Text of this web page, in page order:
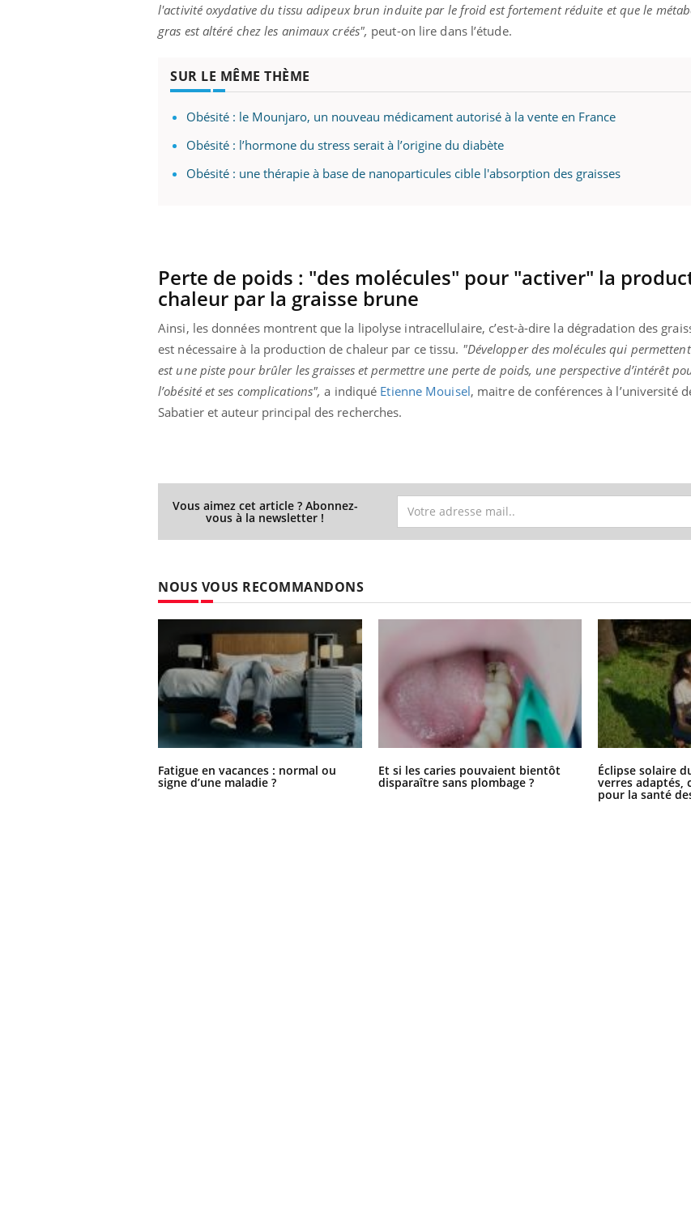
l'activité oxydative du tissu adipeux brun induite par le froid est fortement réduite et que le
gras est altéré chez les animaux créés", peut-on lire dans l’étude.
SUR LE MÊME THÈME
Obésité : le Mounjaro, un nouveau médicament autorisé à la vente en France
Obésité : l’hormone du stress serait à l’origine du diabète
Obésité : une thérapie à base de nanoparticules cible l'absorption des graisses
Perte de poids : "des molécules" pour "activer" la
chaleur par la graisse brune
Ainsi, les données montrent que la lipolyse intracellulaire, c’est-à-dire la dégradation des
est nécessaire à la production de chaleur par ce tissu. "Développer des molécules qui
est une piste pour brûler les graisses et permettre une perte de poids, une perspective d’intérêt
l’obésité et ses complications", a indiqué Etienne Mouisel, maitre de conférences à l’université
Sabatier et auteur principal des recherches.
Vous aimez cet article ? Abonnez-
vous à la newsletter !
NOUS VOUS RECOMMANDONS
Fatigue en vacances : normal ou
signe d’une maladie ?
Et si les caries pouvaient bientôt
disparaître sans plombage ?
Éclipse solaire
verres adaptés,
pour la santé
questions sur la maladie d'un proche c'est
carence en fer sont multiples ce qui la rend
...
patients comme